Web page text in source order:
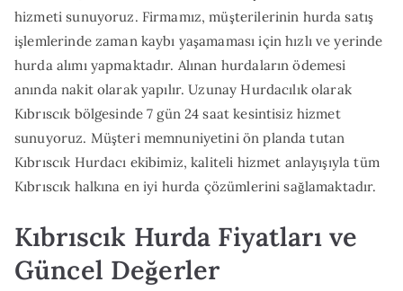
hizmeti sunuyoruz. Firmamız, müşterilerinin hurda satış
işlemlerinde zaman kaybı yaşamaması için hızlı ve yerinde
hurda alımı yapmaktadır. Alınan hurdaların ödemesi
anında nakit olarak yapılır. Uzunay Hurdacılık olarak
Kıbrıscık bölgesinde 7 gün 24 saat kesintisiz hizmet
sunuyoruz. Müşteri memnuniyetini ön planda tutan
Kıbrıscık Hurdacı ekibimiz, kaliteli hizmet anlayışıyla tüm
Kıbrıscık halkına en iyi hurda çözümlerini sağlamaktadır.
Kıbrıscık Hurda Fiyatları ve
Güncel Değerler